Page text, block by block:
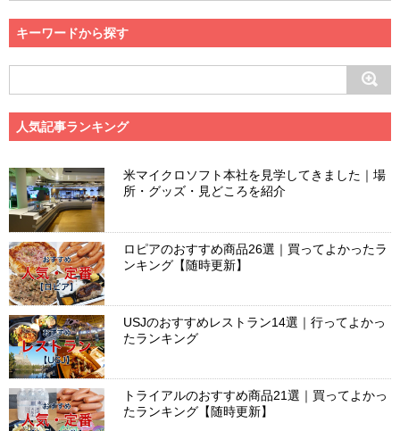
キーワードから探す
人気記事ランキング
米マイクロソフト本社を見学してきました｜場
所・グッズ・見どころを紹介
ロピアのおすすめ商品26選｜買ってよかったラ
ンキング【随時更新】
USJのおすすめレストラン14選｜行ってよかっ
たランキング
トライアルのおすすめ商品21選｜買ってよかっ
たランキング【随時更新】